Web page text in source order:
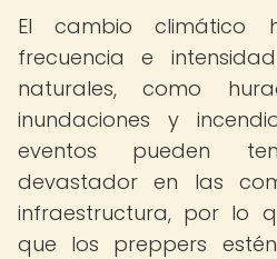
El cambio climático
frecuencia e
naturales, como
inundaciones y
eventos pueden
devastador en las
infraestructura, por lo
que los preppers